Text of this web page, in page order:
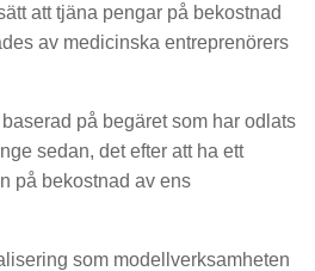
att tjäna pengar på bekostnad
av medicinska entreprenörers
på begäret som har odlats
sedan, det efter att ha ett
på bekostnad av ens
som modellverksamheten